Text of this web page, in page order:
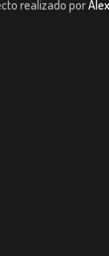
realizado por